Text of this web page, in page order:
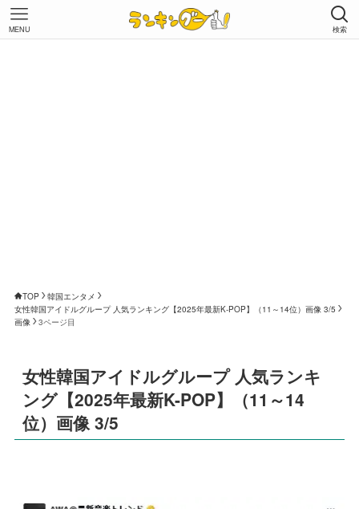
検索
MENU
TOP
韓国エンタメ
女性韓国アイドルグループ 人気ランキング【2025年最新K-POP】（11～14位）画像 3/5
画像
3ページ目
女性韓国アイドルグループ 人気ランキ
ング【2025年最新K-POP】（11～14
位）画像 3/5